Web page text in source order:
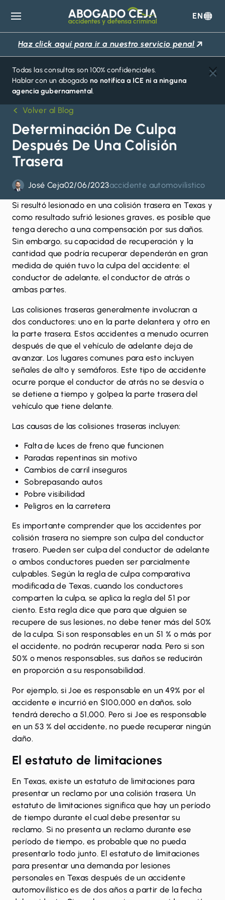
Abogado
Ceja
EN
Haz click aquí para ir a nuestro servicio penal
Todas las consultas son 100% confidenciales.
Hablar con un abogado no notifica a ICE ni a ninguna
agencia gubernamental.
Volver al Blog
Determinación De Culpa
Después De Una Colisión
Trasera
José Ceja02/06/2023accidente automovilistico
Si resultó lesionado en una colisión trasera en Texas y
como resultado sufrió lesiones graves, es posible que
tenga derecho a una compensación por sus daños.
Sin embargo, su capacidad de recuperación y la
cantidad que podría recuperar dependerán en gran
medida de quién tuvo la culpa del accidente: el
conductor de adelante, el conductor de atrás o
ambas partes.
Las colisiones traseras generalmente involucran a
dos conductores: uno en la parte delantera y otro en
la parte trasera. Estos accidentes a menudo ocurren
después de que el vehículo de adelante deja de
avanzar. Los lugares comunes para esto incluyen
señales de alto y semáforos. Este tipo de accidente
ocurre porque el conductor de atrás no se desvía o
se detiene a tiempo y golpea la parte trasera del
vehículo que tiene delante.
Las causas de las colisiones traseras incluyen:
Falta de luces de freno que funcionen
Paradas repentinas sin motivo
Cambios de carril inseguros
Sobrepasando autos
Pobre visibilidad
Peligros en la carretera
Es importante comprender que los accidentes por
colisión trasera no siempre son culpa del conductor
trasero. Pueden ser culpa del conductor de adelante
o ambos conductores pueden ser parcialmente
culpables. Según la regla de culpa comparativa
modificada de Texas, cuando los conductores
comparten la culpa, se aplica la regla del 51 por
ciento. Esta regla dice que para que alguien se
recupere de sus lesiones, no debe tener más del 50%
de la culpa. Si son responsables en un 51 % o más por
el accidente, no podrán recuperar nada. Pero si son
50% o menos responsables, sus daños se reducirán
en proporción a su responsabilidad.
Por ejemplo, si Joe es responsable en un 49% por el
accidente e incurrió en $100,000 en daños, solo
tendrá derecho a 51,000. Pero si Joe es responsable
en un 53 % del accidente, no puede recuperar ningún
daño.
El estatuto de limitaciones
En Texas, existe un estatuto de limitaciones para
presentar un reclamo por una colisión trasera. Un
estatuto de limitaciones significa que hay un período
de tiempo durante el cual debe presentar su
reclamo. Si no presenta un reclamo durante ese
período de tiempo, es probable que no pueda
presentarlo todo junto. El estatuto de limitaciones
para presentar una demanda por lesiones
personales en Texas después de un accidente
automovilístico es de dos años a partir de la fecha